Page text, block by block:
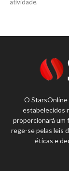
atividade.
O
estabelecidos
proporcionará um
rege-se pelas leis
éticas e